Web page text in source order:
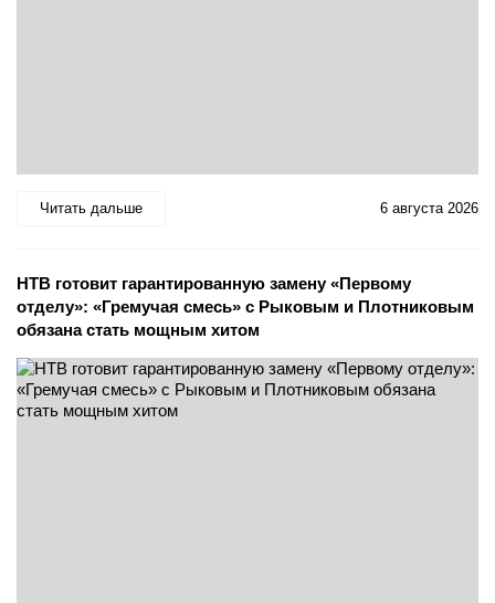
Читать дальше 6 августа 2026
НТВ готовит гарантированную замену «Первому
отделу»: «Гремучая смесь» с Рыковым и Плотниковым
обязана стать мощным хитом